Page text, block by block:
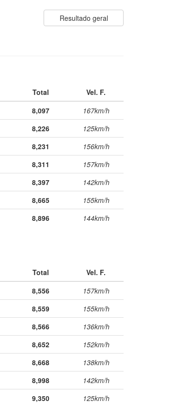
Resultado geral
Total
Vel. F.
8,097
167km/h
8,226
125km/h
8,231
156km/h
8,311
157km/h
8,397
142km/h
8,665
155km/h
8,896 144km/h
Total
Vel. F.
8,556
157km/h
8,559
155km/h
8,566
136km/h
8,652
152km/h
8,668
138km/h
8,998
142km/h
9,350 125km/h